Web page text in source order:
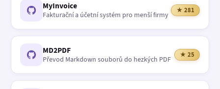
MyInvoice
Fakturační a účetní systém pro menší firmy
★ 281
MD2PDF
Převod Markdown souborů do hezkých PDF
★ 25